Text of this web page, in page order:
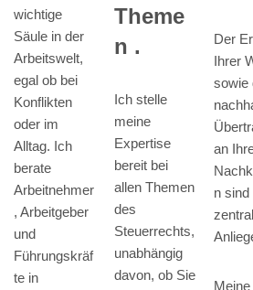
wichtige
Säule in der
Arbeitswelt,
egal ob bei
Konflikten
oder im
Alltag. Ich
berate
Arbeitnehmer
, Arbeitgeber
und
Führungskräf
te in
Theme
n .
Ich stelle
meine
Expertise
bereit bei
allen Themen
des
Steuerrechts,
unabhängig
davon, ob Sie
Der
Ihrer
sowie
an
n sind
Meine